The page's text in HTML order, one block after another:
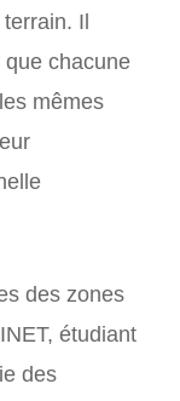
Il
chacune
mêmes
des zones
étudiant
des